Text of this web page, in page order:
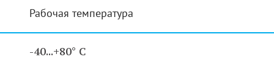
Рабочая температура
-40...+80° С